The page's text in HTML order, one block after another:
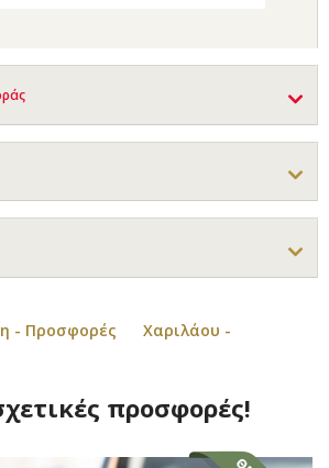
- Προσφορές
Χαριλάου -
προσφορές!